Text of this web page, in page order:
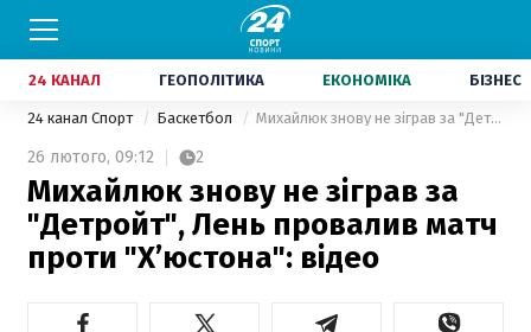
24 КАНАЛ ГЕОПОЛІТИКА ЕКОНОМІКА БІЗНЕС
24 канал Спорт Баскетбол Михайлюк знову не зіграв за "Детройт", Лень провалив матч проти "Х’юстона": відео
26 лютого, 09:12 2
Михайлюк знову не зіграв за
"Детройт", Лень провалив матч
проти "Х’юстона": відео